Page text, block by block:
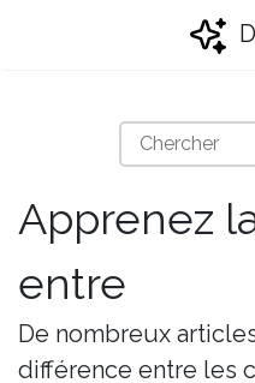
Apprenez
entre
De nombreux
différence entre les